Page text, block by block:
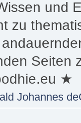
und
zu
Seiten
★